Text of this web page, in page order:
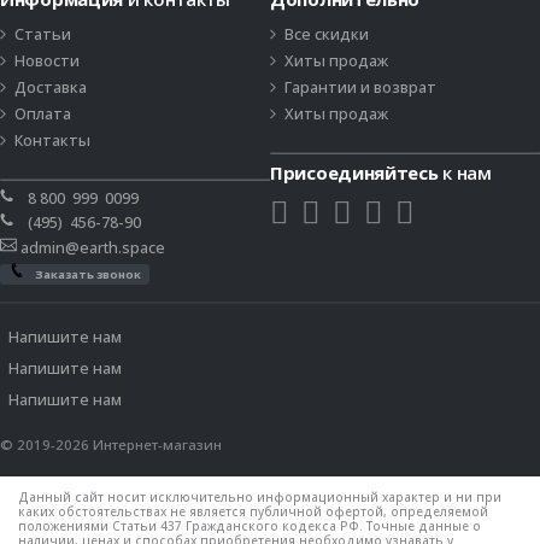
Статьи
Новости
Доставка
Оплата
Контакты
8 800 999 0099
(495) 456-78-90
admin@earth.space
Заказать звонок
Все скидки
Хиты продаж
Гарантии и возврат
Хиты продаж
Присоединяйтеськ нам
Напишите нам
Напишите нам
Напишите нам
© 2019-2026 Интернет-магазин
Данный сайт носит исключительно информационный характер и ни при
каких обстоятельствах не является публичной офертой, определяемой
положениями Статьи 437 Гражданского кодекса РФ. Точные данные о
наличии, ценах и способах приобретения необходимо узнавать у